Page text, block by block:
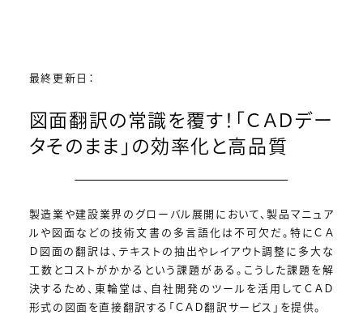
最終更新日：
図面翻訳の常識を覆す！「ＣＡＤデー
タそのまま」の効率化と高品質
製造業や建設業界のグローバル展開において、製品マニュア
ルや図面などの技術文書の多言語化は不可欠だ。特にＣＡ
Ｄ図面の翻訳は、テキストの抽出やレイアウト調整に多大な
工数とコストがかかるという課題がある。こうした課題を解
決するため、東輪堂は、自社開発のツールを活用してＣＡＤ
形式の図面を直接翻訳する「ＣＡＤ翻訳サービス」を提供。